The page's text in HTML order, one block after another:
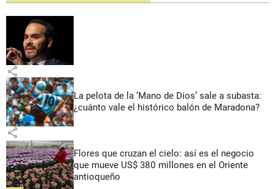
share
La pelota de la ‘Mano de Dios’ sale a subasta:
¿cuánto vale el histórico balón de Maradona?
share
Flores que cruzan el cielo: así es el negocio
que mueve US$ 380 millones en el Oriente
antioqueño